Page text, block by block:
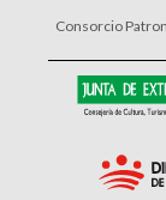
Consorcio